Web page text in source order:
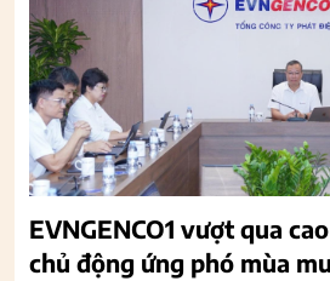
EVNGENCO1 vượt qua
chủ động ứng phó mùa